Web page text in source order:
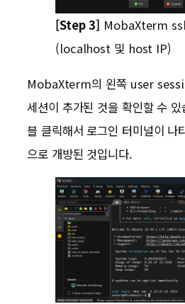
[Step 3] MobaXterm
(localhost 및 host IP)
MobaXterm의 왼쪽 user
세션이 추가된 것을 확인할 수
블 클릭해서 로그인 터미널이 나
으로 개방된 것입니다.